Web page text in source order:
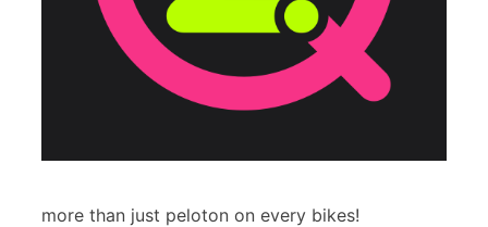
more than just peloton on every bikes!